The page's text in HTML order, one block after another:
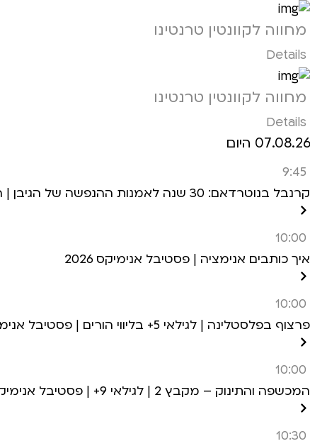
מחווה לקוונטין טרנטינו
Details
מחווה לקוונטין טרנטינו
Details
07.08.26 היום
9:45
קרנבל בנוטרדאם: 30 שנה לאמנות ההנפשה של הגיבן | הרצאה+הקרנה | לגילאי 6+ | פסטיבל אנימיקס 2026
10:00
איך כותבים אנימציה | פסטיבל אנימיקס 2026
10:00
פרצוף בפלסטלינה | לגילאי 5+ בליווי הורים | פסטיבל אנימיקס 2026
10:00
המכשפה והתינוק – מקבץ 2 | לגילאי 9+ | פסטיבל אנימיקס 2026
10:30